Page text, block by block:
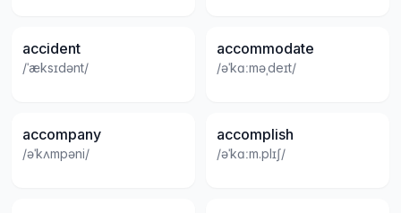
accident
/ˈæksɪdənt/
accommodate
/əˈkɑːməˌdeɪt/
accompany
/əˈkʌmpəni/
accomplish
/əˈkɑːm.plɪʃ/